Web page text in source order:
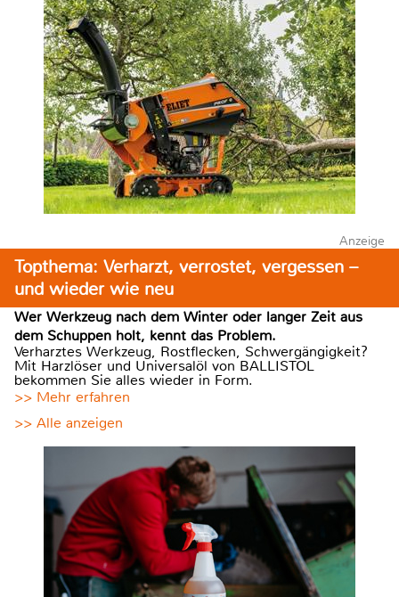
Anzeige
Topthema: Verharzt, verrostet, vergessen –
und wieder wie neu
Wer Werkzeug nach dem Winter oder langer Zeit aus
dem Schuppen holt, kennt das Problem.
Verharztes Werkzeug, Rostflecken, Schwergängigkeit?
Mit Harzlöser und Universalöl von BALLISTOL
bekommen Sie alles wieder in Form.
>> Mehr erfahren
>> Alle anzeigen